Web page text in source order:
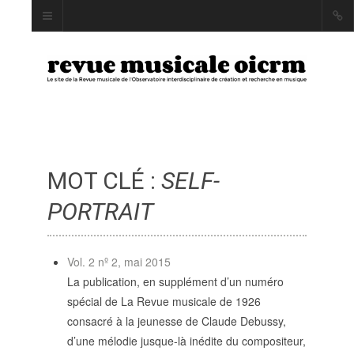
INDEX
AUTEUR·RICE·S
MOTS CLÉS
LA REVUE
PRÉSENTATION ET
MOT CLÉ : SELF-
PORTRAIT
Vol. 2 nº 2, mai 2015
La publication, en supplément d’un numéro
spécial de La Revue musicale de 1926
consacré à la jeunesse de Claude Debussy,
d’une mélodie jusque-là inédite du compositeur,